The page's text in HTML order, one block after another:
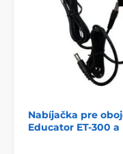
Nabíjačka pre
Educator ET-300 a